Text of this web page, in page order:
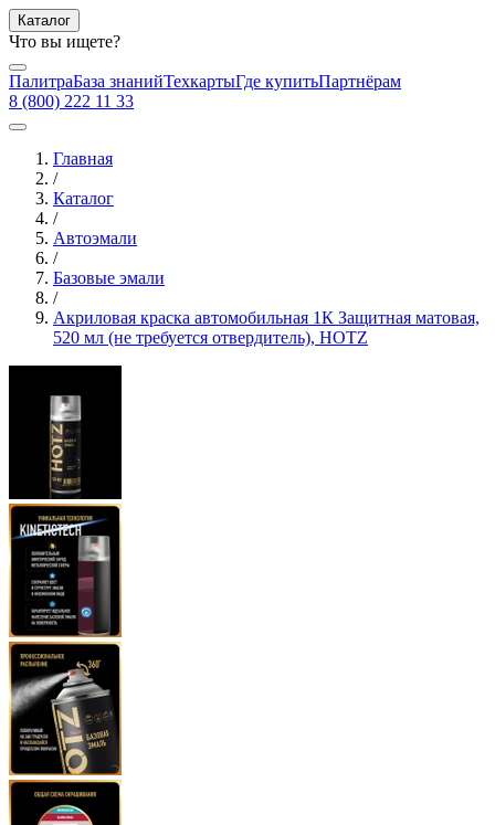
Каталог
Что вы ищете?
ПалитраБаза знанийТехкартыГде купитьПартнёрам
8 (800) 222 11 33
Главная
/
Каталог
/
Автоэмали
/
Базовые эмали
/
Акриловая краска автомобильная 1К Защитная матовая,
520 мл (не требуется отвердитель), HOTZ